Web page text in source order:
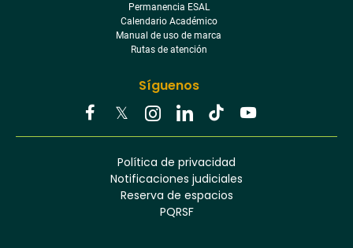
Síguenos
TwitterInstagramLinkedinTiktokYoutube
Permanencia ESAL
Calendario Académico
Manual de uso de marca
Rutas de atención
Política de privacidad
Notificaciones judiciales
Reserva de espacios
PQRSF